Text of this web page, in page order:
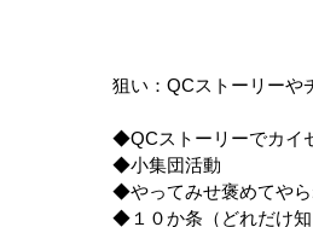
狙い：QCストーリーや
◆QCストーリーでカイ
◆小集団活動
◆やってみせ褒めてや
◆１０か条（どれだけ知